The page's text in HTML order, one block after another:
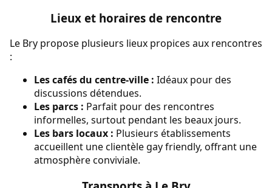
Lieux et horaires de rencontre
Le Bry propose plusieurs lieux propices aux rencontres
:
Les cafés du centre-ville : Idéaux pour des
discussions détendues.
Les parcs : Parfait pour des rencontres
informelles, surtout pendant les beaux jours.
Les bars locaux : Plusieurs établissements
accueillent une clientèle gay friendly, offrant une
atmosphère conviviale.